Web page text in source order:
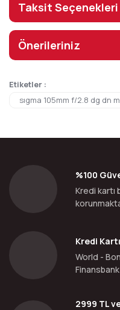
Taksit Seçenekleri
Önerileriniz
Etiketler :
sıgma 105mm f/2.8 dg dn
%100
Kredi kartı
Kredi
World -
2999 TL